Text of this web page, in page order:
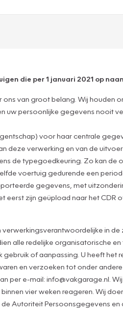
die per 1 januari 2021 op
van groot belang. Wij houden
uw persoonlijke gegevens nooit
voor haar centrale
deze verwerking en van de
de typegoedkeuring. Zo kan de
voertuig gedurende een
gegevens, met
eerst zijn geüpload naar het CDR
in de
alle redelijke organisatorische en
of aanpassing. U heeft het
en verzoeken tot onder
per e-mail: info@vakgarage.nl.
vier weken reageren. Wij
Autoriteit Persoonsgegevens